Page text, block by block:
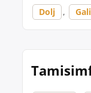
Dolj ,